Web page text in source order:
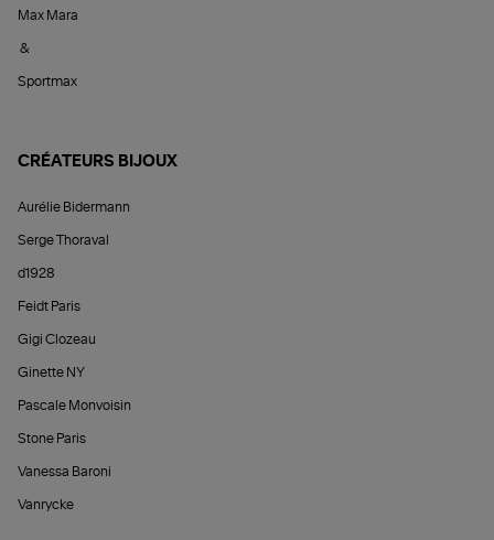
Max Mara
&
Sportmax
CRÉATEURS BIJOUX
Aurélie Bidermann
Serge Thoraval
d1928
Feidt Paris
Gigi Clozeau
Ginette NY
Pascale Monvoisin
Stone Paris
Vanessa Baroni
Vanrycke